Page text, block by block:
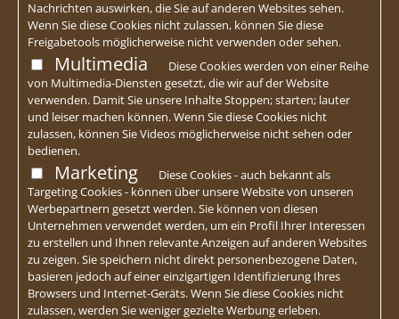
Nachrichten auswirken, die Sie auf anderen Websites sehen.
Wenn Sie diese Cookies nicht zulassen, können Sie diese
Freigabetools möglicherweise nicht verwenden oder sehen.
Multimedia
Diese Cookies werden von einer Reihe
von Multimedia-Diensten gesetzt, die wir auf der Website
verwenden. Damit Sie unsere Inhalte Stoppen; starten; lauter
und leiser machen können. Wenn Sie diese Cookies nicht
zulassen, können Sie Videos möglicherweise nicht sehen oder
bedienen.
Marketing
Diese Cookies - auch bekannt als
Targeting Cookies - können über unsere Website von unseren
Werbepartnern gesetzt werden. Sie können von diesen
Unternehmen verwendet werden, um ein Profil Ihrer Interessen
zu erstellen und Ihnen relevante Anzeigen auf anderen Websites
zu zeigen. Sie speichern nicht direkt personenbezogene Daten,
basieren jedoch auf einer einzigartigen Identifizierung Ihres
Browsers und Internet-Geräts. Wenn Sie diese Cookies nicht
zulassen, werden Sie weniger gezielte Werbung erleben.